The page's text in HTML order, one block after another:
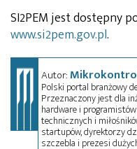
SI2PEM jest dostępny
www.si2pem.gov.pl.
Autor:
Polski portal branżowy
Przeznaczony jest dla
hardware i
technicznych i
startupów, dyrektorzy
szczebla i prezesi